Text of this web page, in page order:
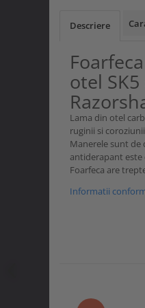
Genti si trolere
Buzunare externe
Echipamente specializate
Echipamente muncitori ferma
Echipamente veterinari
Echipamente mulgatori
Masti protectie
Descriere
otel
Lama din otel
ruginii si
Manerele sunt
antiderapant
Foarfeca are
Informatii